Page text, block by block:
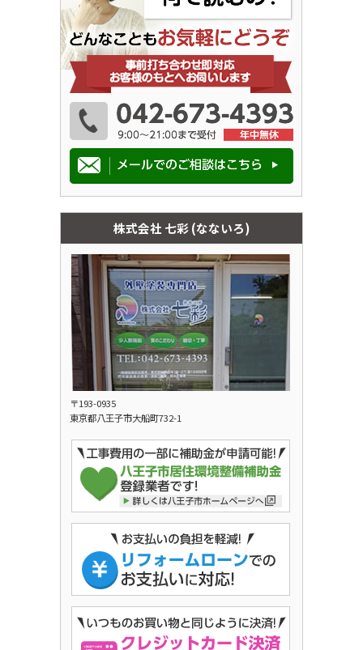
株式会社 七彩 (なないろ)
〒193-0935
東京都八王子市大船町732-1